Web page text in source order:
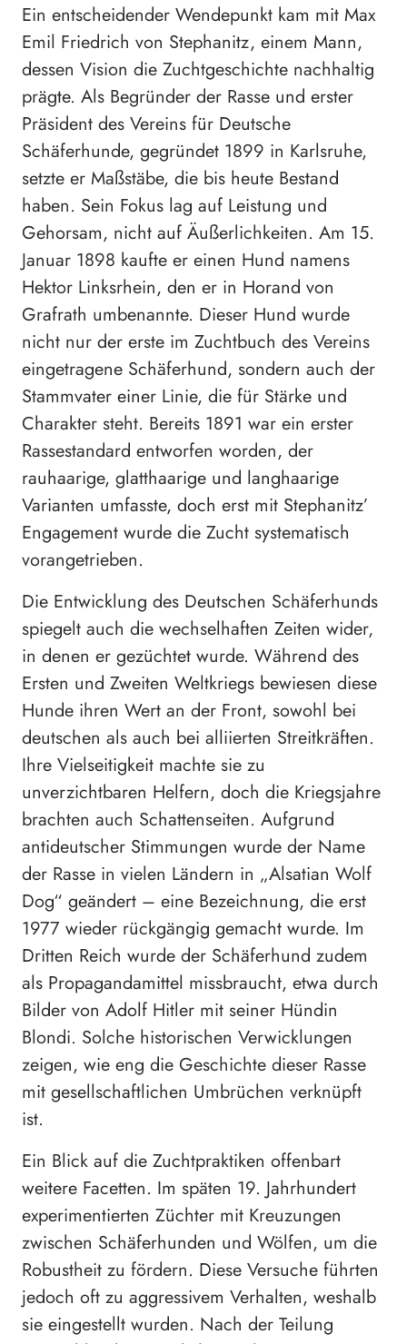
Ein entscheidender Wendepunkt kam mit Max
Emil Friedrich von Stephanitz, einem Mann,
dessen Vision die Zuchtgeschichte nachhaltig
prägte. Als Begründer der Rasse und erster
Präsident des Vereins für Deutsche
Schäferhunde, gegründet 1899 in Karlsruhe,
setzte er Maßstäbe, die bis heute Bestand
haben. Sein Fokus lag auf Leistung und
Gehorsam, nicht auf Äußerlichkeiten. Am 15.
Januar 1898 kaufte er einen Hund namens
Hektor Linksrhein, den er in Horand von
Grafrath umbenannte. Dieser Hund wurde
nicht nur der erste im Zuchtbuch des Vereins
eingetragene Schäferhund, sondern auch der
Stammvater einer Linie, die für Stärke und
Charakter steht. Bereits 1891 war ein erster
Rassestandard entworfen worden, der
rauhaarige, glatthaarige und langhaarige
Varianten umfasste, doch erst mit Stephanitz’
Engagement wurde die Zucht systematisch
vorangetrieben.
Die Entwicklung des Deutschen Schäferhunds
spiegelt auch die wechselhaften Zeiten wider,
in denen er gezüchtet wurde. Während des
Ersten und Zweiten Weltkriegs bewiesen diese
Hunde ihren Wert an der Front, sowohl bei
deutschen als auch bei alliierten Streitkräften.
Ihre Vielseitigkeit machte sie zu
unverzichtbaren Helfern, doch die Kriegsjahre
brachten auch Schattenseiten. Aufgrund
antideutscher Stimmungen wurde der Name
der Rasse in vielen Ländern in „Alsatian Wolf
Dog“ geändert – eine Bezeichnung, die erst
1977 wieder rückgängig gemacht wurde. Im
Dritten Reich wurde der Schäferhund zudem
als Propagandamittel missbraucht, etwa durch
Bilder von Adolf Hitler mit seiner Hündin
Blondi. Solche historischen Verwicklungen
zeigen, wie eng die Geschichte dieser Rasse
mit gesellschaftlichen Umbrüchen verknüpft
ist.
Ein Blick auf die Zuchtpraktiken offenbart
weitere Facetten. Im späten 19. Jahrhundert
experimentierten Züchter mit Kreuzungen
zwischen Schäferhunden und Wölfen, um die
Robustheit zu fördern. Diese Versuche führten
jedoch oft zu aggressivem Verhalten, weshalb
sie eingestellt wurden. Nach der Teilung